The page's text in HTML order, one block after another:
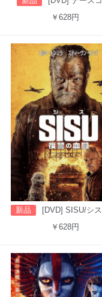
￥628円
新品
[DVD] SISU/シス 復讐の血闘（字
￥628円